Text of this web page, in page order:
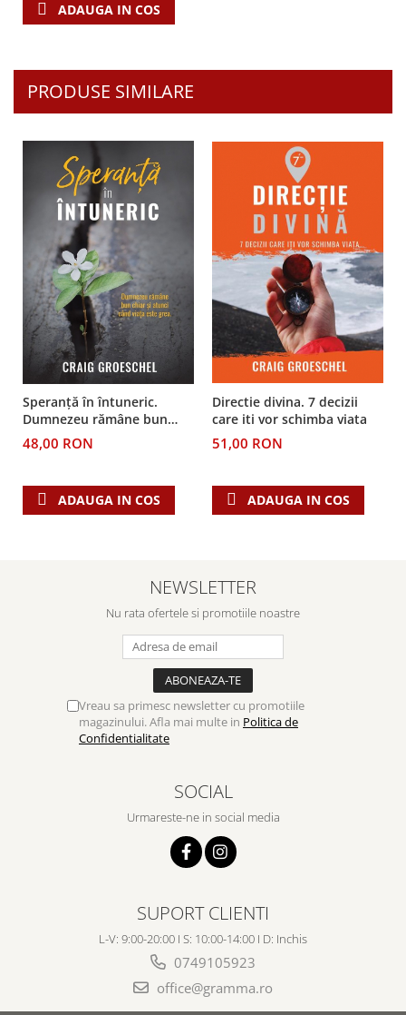
ADAUGA IN COS
PRODUSE SIMILARE
Speranță în întuneric.
Dumnezeu rămâne bun
chiar și atunci când viața
este grea
48,00 RON
ADAUGA IN COS
Directie divina. 7 decizii
care iti vor schimba viata
51,00 RON
ADAUGA IN COS
NEWSLETTER
Nu rata ofertele si promotiile noastre
Vreau sa primesc newsletter cu promotiile
magazinului. Afla mai multe in Politica de
Confidentialitate
SOCIAL
Urmareste-ne in social media
SUPORT CLIENTI
L-V: 9:00-20:00 I S: 10:00-14:00 I D: Inchis
0749105923
office@gramma.ro